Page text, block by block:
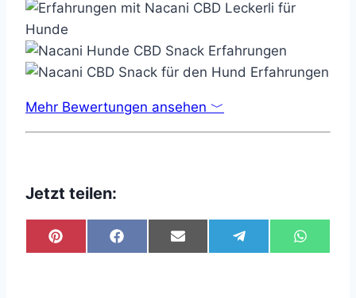
Mehr Bewertungen ansehen ﹀
Jetzt teilen:
Share
on
Share
on
Share
on
Share
on
Share
on